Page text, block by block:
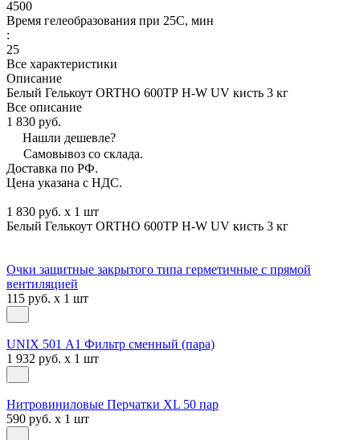
4500
Время гелеобразования при 25С, мин
:
25
Все характеристики
Описание
Белый Гелькоут ORTHO 600ТР H-W UV кисть 3 кг
Все описание
1 830 руб.
Нашли дешевле?
Самовывоз со склада.
Доставка по РФ.
Цена указана с НДС.
1 830 руб. x 1 шт
Белый Гелькоут ORTHO 600ТР H-W UV кисть 3 кг
Очки защитные закрытого типа герметичные с прямой
вентиляцией
115 руб. x 1 шт
UNIX 501 А1 Фильтр сменный (пара)
1 932 руб. x 1 шт
Нитровиниловые Перчатки XL 50 пар
590 руб. x 1 шт